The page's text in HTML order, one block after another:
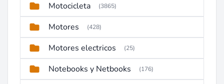
Motocicleta (3865)
Motores (428)
Motores electricos (25)
Notebooks y Netbooks (176)